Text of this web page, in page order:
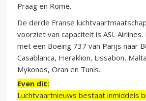
Praag en Rome.
De derde Franse
voorziet van capaciteit is ASL
met een Boeing 737 van Parijs naar
Casablanca, Heraklion, Lissabon,
Mykonos, Oran en Tunis.
Even dit:
Luchtvaartnieuws bestaat inmiddels